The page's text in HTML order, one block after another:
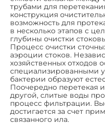
трубами для
конструкция
возможность для
в несколько этапов с
глубины очистки
Процесс очистки
аэроции стоков.
хозяйственных
специализированными
бактерии образуют
Поочередно перетекая
другой, слитые воды
процесс фильтрации.
достигается за счет
связанного ила.